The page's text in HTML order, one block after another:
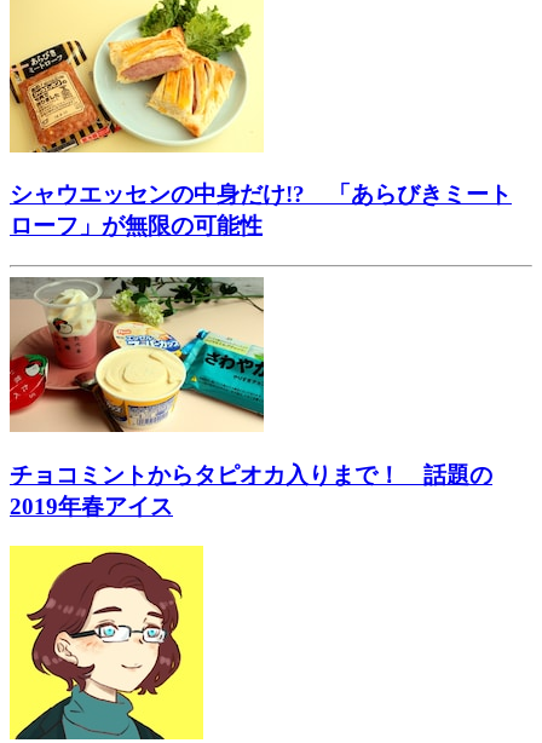
シャウエッセンの中身だけ!? 「あらびきミート
ローフ」が無限の可能性
チョコミントからタピオカ入りまで！ 話題の
2019年春アイス